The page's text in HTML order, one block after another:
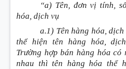
“a) Tên, đơn vị tính,
hóa, dịch vụ
a.1) Tên hàng hóa,
thể hiện tên hàng hóa,
Trường hợp bán hàng hóa
nhau thì tên hàng hóa thể